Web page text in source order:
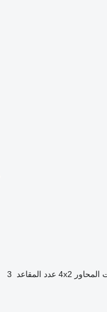
المحاور 4x2 عدد المقاعد
3